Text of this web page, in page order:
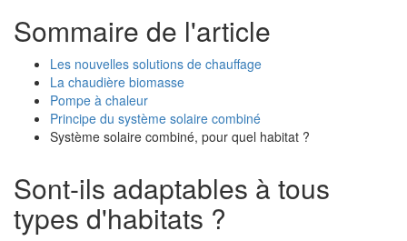
Sommaire de l'article
Les nouvelles solutions de chauffage
La chaudière biomasse
Pompe à chaleur
Principe du système solaire combiné
Système solaire combiné, pour quel habitat ?
Sont-ils adaptables à tous
types d'habitats ?